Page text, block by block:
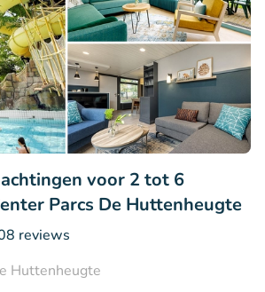
voor 2 tot 6
Parcs De Huttenheugte
reviews
Huttenheugte